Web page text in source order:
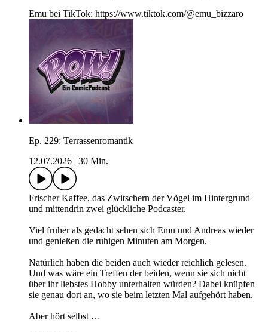
Emu bei TikTok: https://www.tiktok.com/@emu_bizzaro
Ep. 229: Terrassenromantik
12.07.2026
30 Min.
Frischer Kaffee, das Zwitschern der Vögel im Hintergrund
und mittendrin zwei glückliche Podcaster.
Viel früher als gedacht sehen sich Emu und Andreas wieder
und genießen die ruhigen Minuten am Morgen.
Natürlich haben die beiden auch wieder reichlich gelesen.
Und was wäre ein Treffen der beiden, wenn sie sich nicht
über ihr liebstes Hobby unterhalten würden? Dabei knüpfen
sie genau dort an, wo sie beim letzten Mal aufgehört haben.
Aber hört selbst …